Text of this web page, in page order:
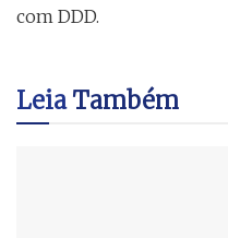
com DDD.
LeiaTambém